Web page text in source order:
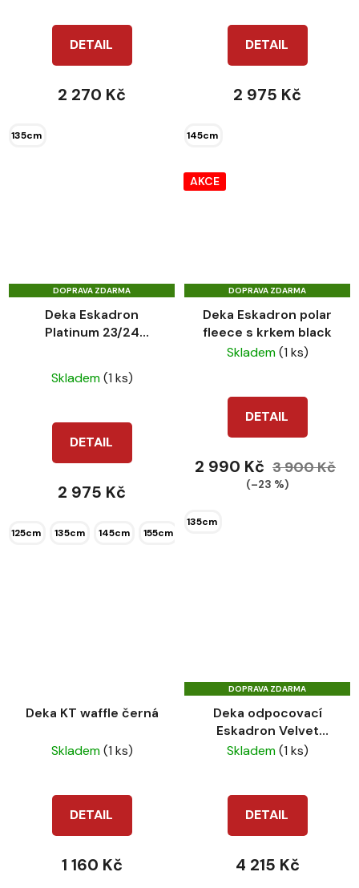
DETAIL
2 270 Kč
135cm
DETAIL
2 975 Kč
145cm
DOPRAVA ZDARMA
Deka Eskadron
Platinum 23/24
hodnocení
3,0
5
Skladem(1 ks)
DETAIL
2 975 Kč
125cm 135cm 145cm 155cm
AKCE
DOPRAVA ZDARMA
Deka Eskadron polar
fleece s krkem black
Skladem(1 ks)
DETAIL
2 990 Kč 3 900 Kč
(–23 %)
135cm
Deka KT waffle černá
Skladem(1 ks)
DETAIL
1 160 Kč
DOPRAVA ZDARMA
Deka odpocovací
Eskadron Velvet
Crystal PLT 23/24
Skladem(1 ks)
DETAIL
4 215 Kč